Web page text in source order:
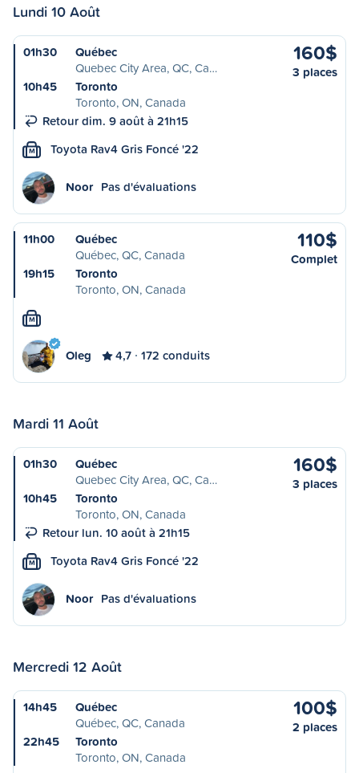
Lundi 10 Août
01h30
Québec
Quebec City Area, QC, Ca…
10h45
Toronto
Toronto, ON, Canada
Retour dim. 9 août à 21h15
160$
3 places
M Toyota Rav4 Gris Foncé '22
Noor Pas d'évaluations
11h00
Québec
Québec, QC, Canada
19h15
Toronto
Toronto, ON, Canada
110$
Complet
M
Oleg 4,7 172 conduits
Mardi 11 Août
01h30
Québec
Quebec City Area, QC, Ca…
10h45
Toronto
Toronto, ON, Canada
Retour lun. 10 août à 21h15
160$
3 places
M Toyota Rav4 Gris Foncé '22
Noor Pas d'évaluations
Mercredi 12 Août
14h45
Québec
Québec, QC, Canada
22h45
Toronto
Toronto, ON, Canada
100$
2 places